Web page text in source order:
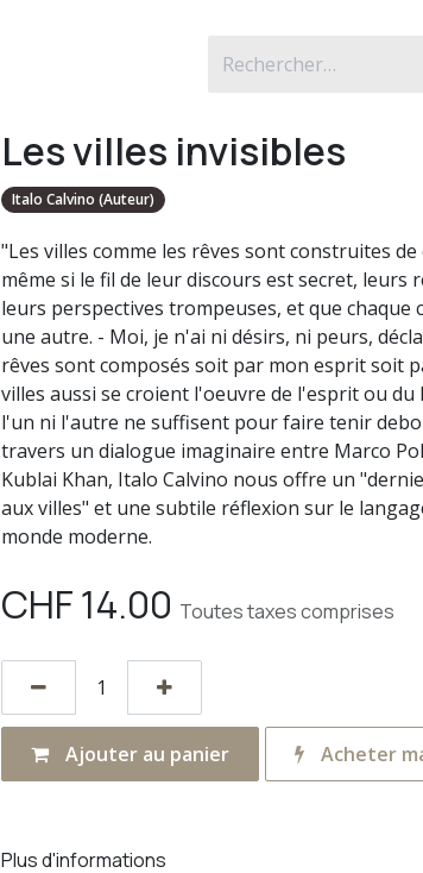
Les villes invisibles
Italo Calvino (Auteur)
"Les villes comme les rêves sont construites
même si le fil de leur discours est secret, leurs
leurs perspectives trompeuses, et que chaque
une autre. - Moi, je n'ai ni désirs, ni peurs,
rêves sont composés soit par mon esprit soit
villes aussi se croient l'oeuvre de l'esprit ou du
l'un ni l'autre ne suffisent pour faire tenir
travers un dialogue imaginaire entre Marco
Kublai Khan, Italo Calvino nous offre un
aux villes" et une subtile réflexion sur le
monde moderne.
CHF14.00 Toutes taxes comprises
Ajouter au panier Acheter
Plus d'informations